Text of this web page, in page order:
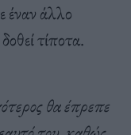
έναν άλλο
τίποτα.
θα έπρεπε